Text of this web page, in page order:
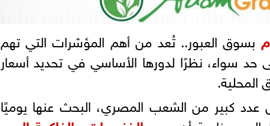
بسوق العبور.. تُعد من أهم المؤشرات التي تهم
حد سواء، نظرًا لدورها الأساسي في تحديد أسعار
المحلية.
عدد كبير من الشعب المصري، البحث عنها يوميًا